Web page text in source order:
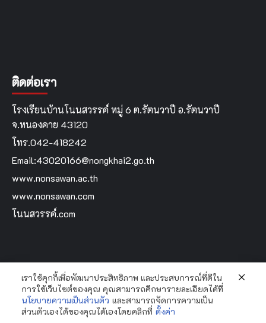
ติดต่อเรา
โรงเรียนบ้านโนนสวรรค์ หมู่ 6 ต.รัตนวาปี อ.รัตนวาปี
จ.หนองคาย 43120
โทร.042-418242
Email:43020166@nongkhai2.go.th
www.nonsawan.ac.th
www.nonsawan.com
โนนสวรรค์.com
Home
เราใช้คุกกี้เพื่อพัฒนาประสิทธิภาพ และประสบการณ์ที่ดีใน
การใช้เว็บไซต์ของคุณ คุณสามารถศึกษารายละเอียดได้ที่
นโยบายความเป็นส่วนตัว และสามารถจัดการความเป็น
ส่วนตัวเองได้ของคุณได้เองโดยคลิกที่ ตั้งค่า